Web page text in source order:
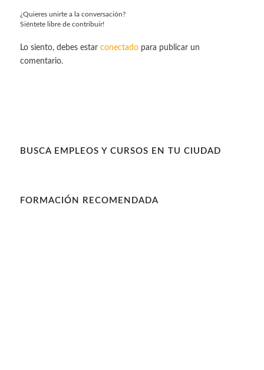
¿Quieres unirte a la conversación?
Siéntete libre de contribuir!
Lo siento, debes estar conectadopara publicar un
comentario.
BUSCA EMPLEOS Y CURSOS EN TU CIUDAD
FORMACIÓN RECOMENDADA